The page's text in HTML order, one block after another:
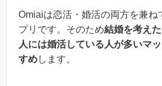
Omiaiは恋活・婚活の両方を兼ね
プリです。そのため結婚を考え
人には婚活している人が多いマ
すめします。